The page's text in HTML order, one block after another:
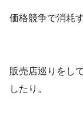
価格競争で消耗
販売店巡りをし
したり。